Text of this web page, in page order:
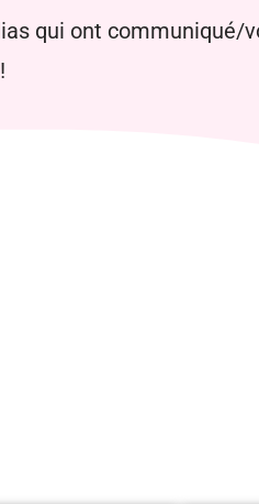
qui ont communiqué/